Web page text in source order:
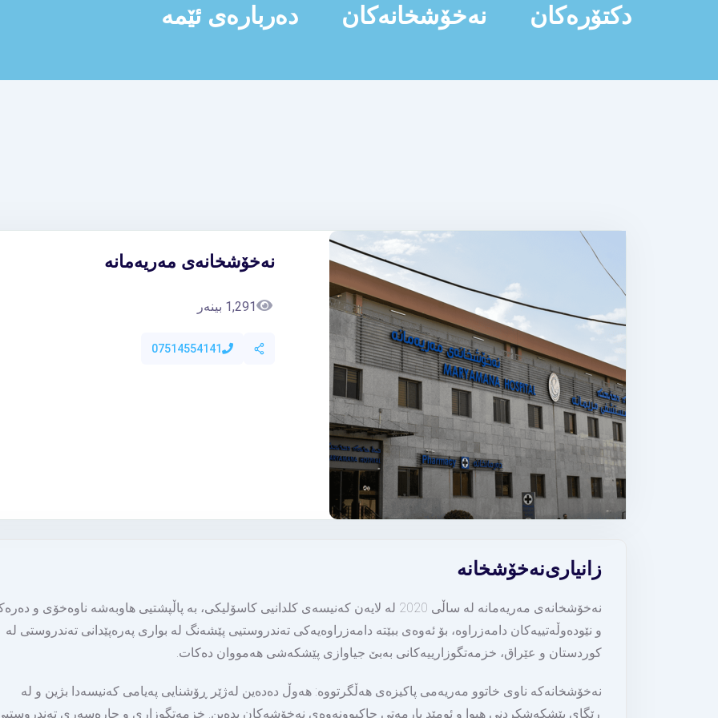
دکتۆرەکان نەخۆشخانەکان دەربارەی ئێمە
نەخۆشخانەی مەریەمانە
1,291 بینەر
07514554141
نەخۆشخانەزانیاری
نەخۆشخانەی مەریەمانە لە ساڵی 2020 لە لایەن كەنیسەی كلدانیی كاسۆلیكی، بە پاڵپشتیی هاوبەشە ناوەخۆی و
و نێودەوڵەتییەكان دامەزراوە، بۆ ئەوەی ببێتە دامەزراوەیەكی تەندروستیی پێشەنگ لە بواری پەرەپێدانی تەندروستی لە
كوردستان و عێراق، خزمەتگوزارییەكانی بەبێ جیاوازی پێشكەشی هەمووان دەكات.
نەخۆشخانەكە ناوی خاتوو مەریەمی پاكیزەی هەڵگرتووە: هەوڵ دەدەین لەژێر ڕۆشنایی پەیامی كەنیسەدا بژین و لە
ڕێگای پێشكەشكردنی هیوا و ئومێد یارمەتی چاكبوونەوەی نەخۆشەكان بدەین. خزمەتگوزاری و چارەسەری